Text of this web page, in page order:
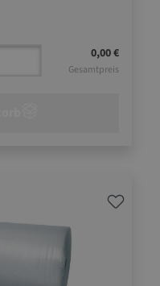
0,00 €
Gesamtpreis